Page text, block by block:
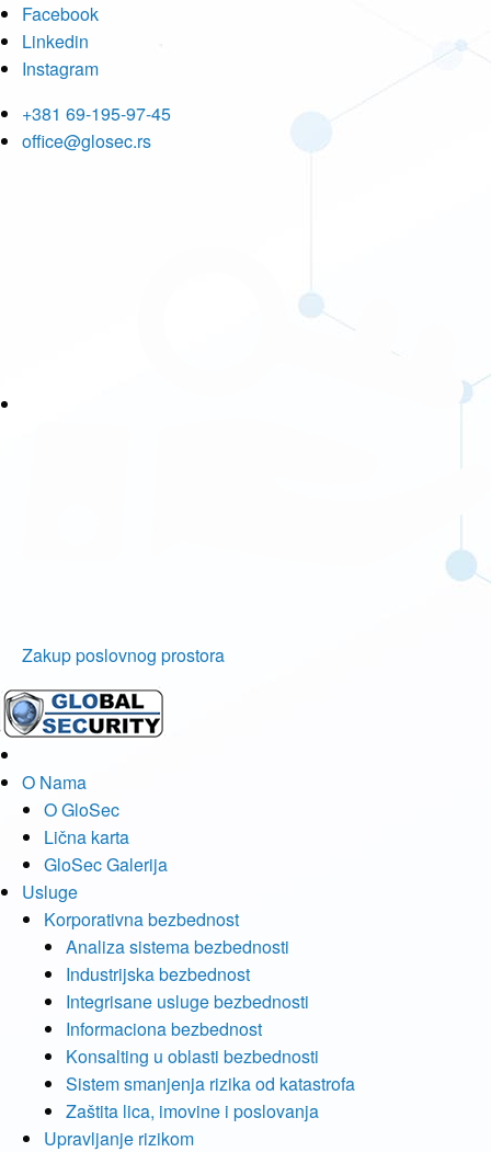
Facebook
Linkedin
Instagram
+381 69-195-97-45
office@glosec.rs
Zakup poslovnog prostora
O Nama
O GloSec
Lična karta
GloSec Galerija
Usluge
Korporativna bezbednost
Analiza sistema bezbednosti
Industrijska bezbednost
Integrisane usluge bezbednosti
Informaciona bezbednost
Konsalting u oblasti bezbednosti
Sistem smanjenja rizika od katastrofa
Zaštita lica, imovine i poslovanja
Upravljanje rizikom